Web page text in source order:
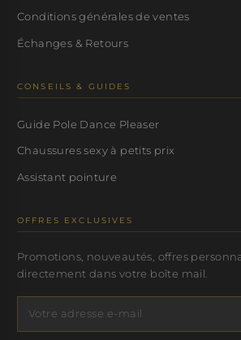
Conditions générales de ventes
Échanges & Retours
CONSEILS & GUIDES
Guide Pole Dance Pleaser
Chaussures sexy à petits prix
Assistant pointure
OFFRES EXCLUSIVES
Promotions, nouveautés, offres
directement dans votre boîte mail.